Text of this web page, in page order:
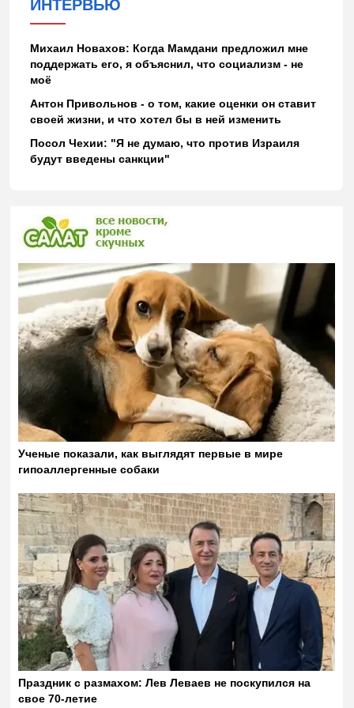
ИНТЕРВЬЮ
Михаил Новахов: Когда Мамдани предложил мне
поддержать его, я объяснил, что социализм - не
моё
Антон Привольнов - о том, какие оценки он ставит
своей жизни, и что хотел бы в ней изменить
Посол Чехии: "Я не думаю, что против Израиля
будут введены санкции"